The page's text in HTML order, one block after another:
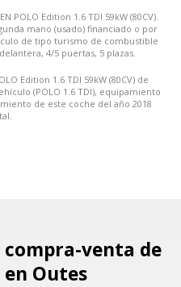
POLO Edition 1.6 TDI 59kW (80CV).
mano (usado) financiado o por
de tipo turismo de combustible
4/5 puertas, 5 plazas.
Edition 1.6 TDI 59kW (80CV) de
(POLO 1.6 TDI), equipamiento
de este coche del año 2018
venta de
Outes